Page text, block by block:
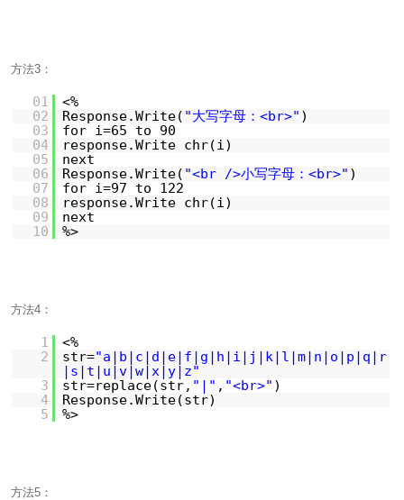
方法3：
01
<%
02
Response.Write( "大写字母：<br>" )
03
for i=65 to 90
04
response.Write chr(i)
05
next
06
Response.Write( "<br />小写字母：<br>" )
07
for i=97 to 122
08
response.Write chr(i)
09
next
10
%>
方法4：
1
<%
2
str="a|b|c|d|e|f|g|h|i|j|k|l|m|n|o|p|q|r
|s|t|u|v|w|x|y|z"
3
str=replace(str, "|" , "<br>" )
4
Response.Write(str)
5
%>
方法5：